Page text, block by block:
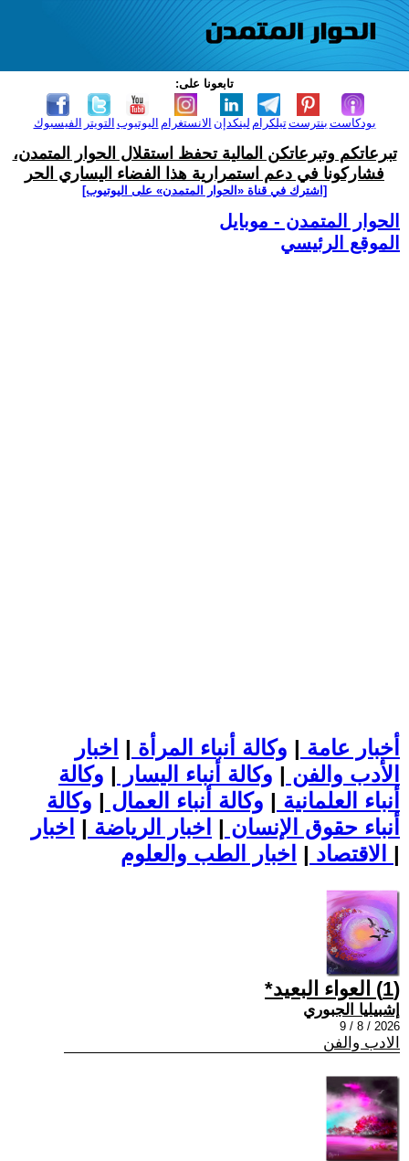
تابعونا على:
الفيسبوك التويتر اليوتيوب الانستغرام لينكدإن تيلكرامبنترست بودكاست
تبرعاتكم وتبرعاتكن المالية تحفظ استقلال الحوار المتمدن،
فشاركونا في دعم استمرارية هذا الفضاء اليساري الحر
[اشترك في قناة ‫«الحوار المتمدن» على اليوتيوب]
الحوار المتمدن - موبايل
الموقع الرئيسي
أخبار عامة | وكالة أنباء المرأة | اخبار
الأدب والفن | وكالة أنباء اليسار | وكالة
أنباء العلمانية | وكالة أنباء العمال | وكالة
أنباء حقوق الإنسان | اخبار الرياضة | اخبار
الاقتصاد | |
(1) العواء البعيد*
إشبيليا الجبوري
2026 / 8 / 9
الادب والفن